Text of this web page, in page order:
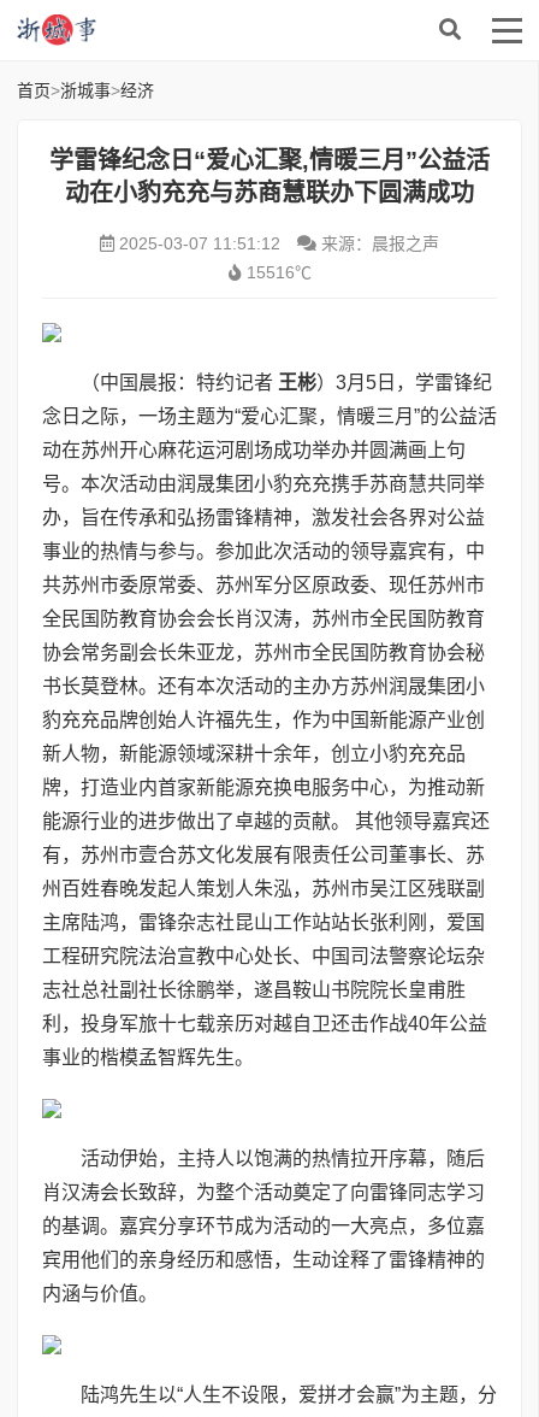
首页>浙城事>经济
学雷锋纪念日“爱心汇聚,情暖三月”公益活
动在小豹充充与苏商慧联办下圆满成功
2025-03-07 11:51:12
来源：晨报之声
15516℃
（中国晨报：特约记者 王彬）3月5日，学雷锋纪
念日之际，一场主题为“爱心汇聚，情暖三月”的公益活
动在苏州开心麻花运河剧场成功举办并圆满画上句
号。本次活动由润晟集团小豹充充携手苏商慧共同举
办，旨在传承和弘扬雷锋精神，激发社会各界对公益
事业的热情与参与。参加此次活动的领导嘉宾有，中
共苏州市委原常委、苏州军分区原政委、现任苏州市
全民国防教育协会会长肖汉涛，苏州市全民国防教育
协会常务副会长朱亚龙，苏州市全民国防教育协会秘
书长莫登林。还有本次活动的主办方苏州润晟集团小
豹充充品牌创始人许福先生，作为中国新能源产业创
新人物，新能源领域深耕十余年，创立小豹充充品
牌，打造业内首家新能源充换电服务中心，为推动新
能源行业的进步做出了卓越的贡献。 其他领导嘉宾还
有，苏州市壹合苏文化发展有限责任公司董事长、苏
州百姓春晚发起人策划人朱泓，苏州市吴江区残联副
主席陆鸿，雷锋杂志社昆山工作站站长张利刚，爱国
工程研究院法治宣教中心处长、中国司法警察论坛杂
志社总社副社长徐鹏举，遂昌鞍山书院院长皇甫胜
利，投身军旅十七载亲历对越自卫还击作战40年公益
事业的楷模孟智辉先生。
活动伊始，主持人以饱满的热情拉开序幕，随后
肖汉涛会长致辞，为整个活动奠定了向雷锋同志学习
的基调。嘉宾分享环节成为活动的一大亮点，多位嘉
宾用他们的亲身经历和感悟，生动诠释了雷锋精神的
内涵与价值。
陆鸿先生以“人生不设限，爱拼才会赢”为主题，分